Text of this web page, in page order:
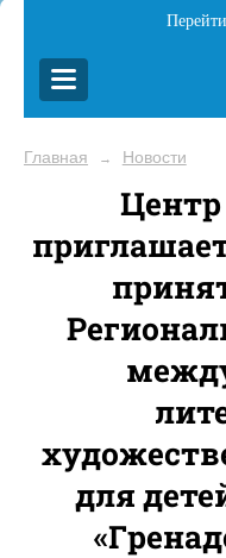
Главная → Новости
для